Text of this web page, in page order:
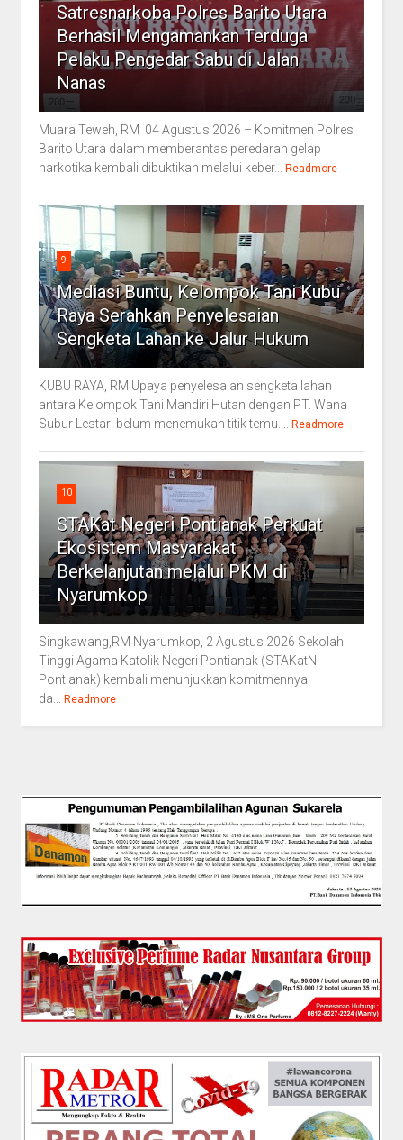
Satresnarkoba Polres Barito Utara
Berhasil Mengamankan Terduga
Pelaku Pengedar Sabu di Jalan
Nanas
Muara Teweh, RM 04 Agustus 2026 – Komitmen Polres
Barito Utara dalam memberantas peredaran gelap
narkotika kembali dibuktikan melalui keber...
Readmore
9
Mediasi Buntu, Kelompok Tani Kubu
Raya Serahkan Penyelesaian
Sengketa Lahan ke Jalur Hukum
KUBU RAYA, RM Upaya penyelesaian sengketa lahan
antara Kelompok Tani Mandiri Hutan dengan PT. Wana
Subur Lestari belum menemukan titik temu....
Readmore
10
STAKat Negeri Pontianak Perkuat
Ekosistem Masyarakat
Berkelanjutan melalui PKM di
Nyarumkop
Singkawang,RM Nyarumkop, 2 Agustus 2026 Sekolah
Tinggi Agama Katolik Negeri Pontianak (STAKatN
Pontianak) kembali menunjukkan komitmennya
da...
Readmore